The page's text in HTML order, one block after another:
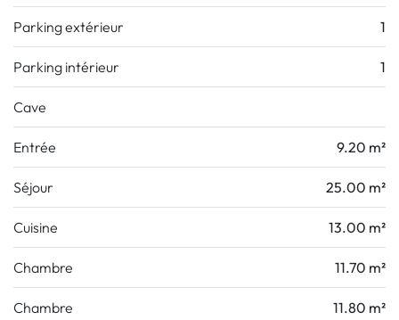
Parking extérieur 1
Parking intérieur 1
Cave
Entrée 9.20 m²
Séjour 25.00 m²
Cuisine 13.00 m²
Chambre 11.70 m²
Chambre 11.80 m²